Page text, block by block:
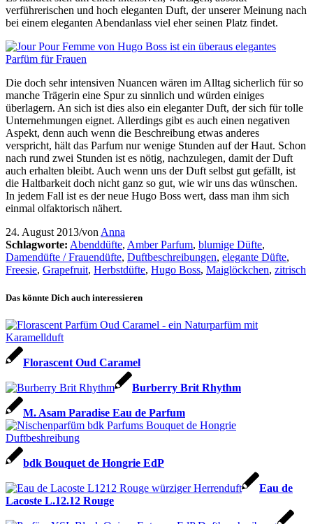
verführerischen und hoch eleganten Duft, der unserer Meinung nach
bei einem eleganten Abendanlass viel eher seinen Platz findet.
Die doch sehr intensiven Nuancen wären im Alltag sicherlich für so
manche Trägerin eine Spur zu sinnlich und würden einiges
überlagern. An sich ist dies also ein eleganter Duft, der sich für tolle
Unternehmungen eignet. Allerdings gibt es auch einen negativen
Aspekt, denn auch wenn die Beschreibung etwas anderes
verspricht, hält das Parfum nur wenige Stunden auf der Haut. Schon
nach rund zwei Stunden ist es nötig, nachzulegen, damit der Duft
auch erhalten bleibt. Auch wenn uns der Duft selbst gut gefällt, ist
die Haltbarkeit doch nicht ganz so gut, wie wir uns das wünschen.
In jedem Fall ist es der neue Hugo Boss wert, dass man ihm sich
einmal olfaktorisch nähert.
24. August 2013/vonAnna
Schlagworte: Abenddüfte, Amber Parfum, blumige Düfte,
Damendüfte / Frauendüfte, Duftbeschreibungen, elegante Düfte,
Freesie, Grapefruit, Herbstdüfte, Hugo Boss, Maiglöckchen, zitrisch
Das könnte Dich auch interessieren
Florascent Oud Caramel
Burberry Brit Rhythm
M. Asam Paradise Eau de Parfum
bdk Bouquet de Hongrie EdP
Eau de
Lacoste L.12.12 Rouge